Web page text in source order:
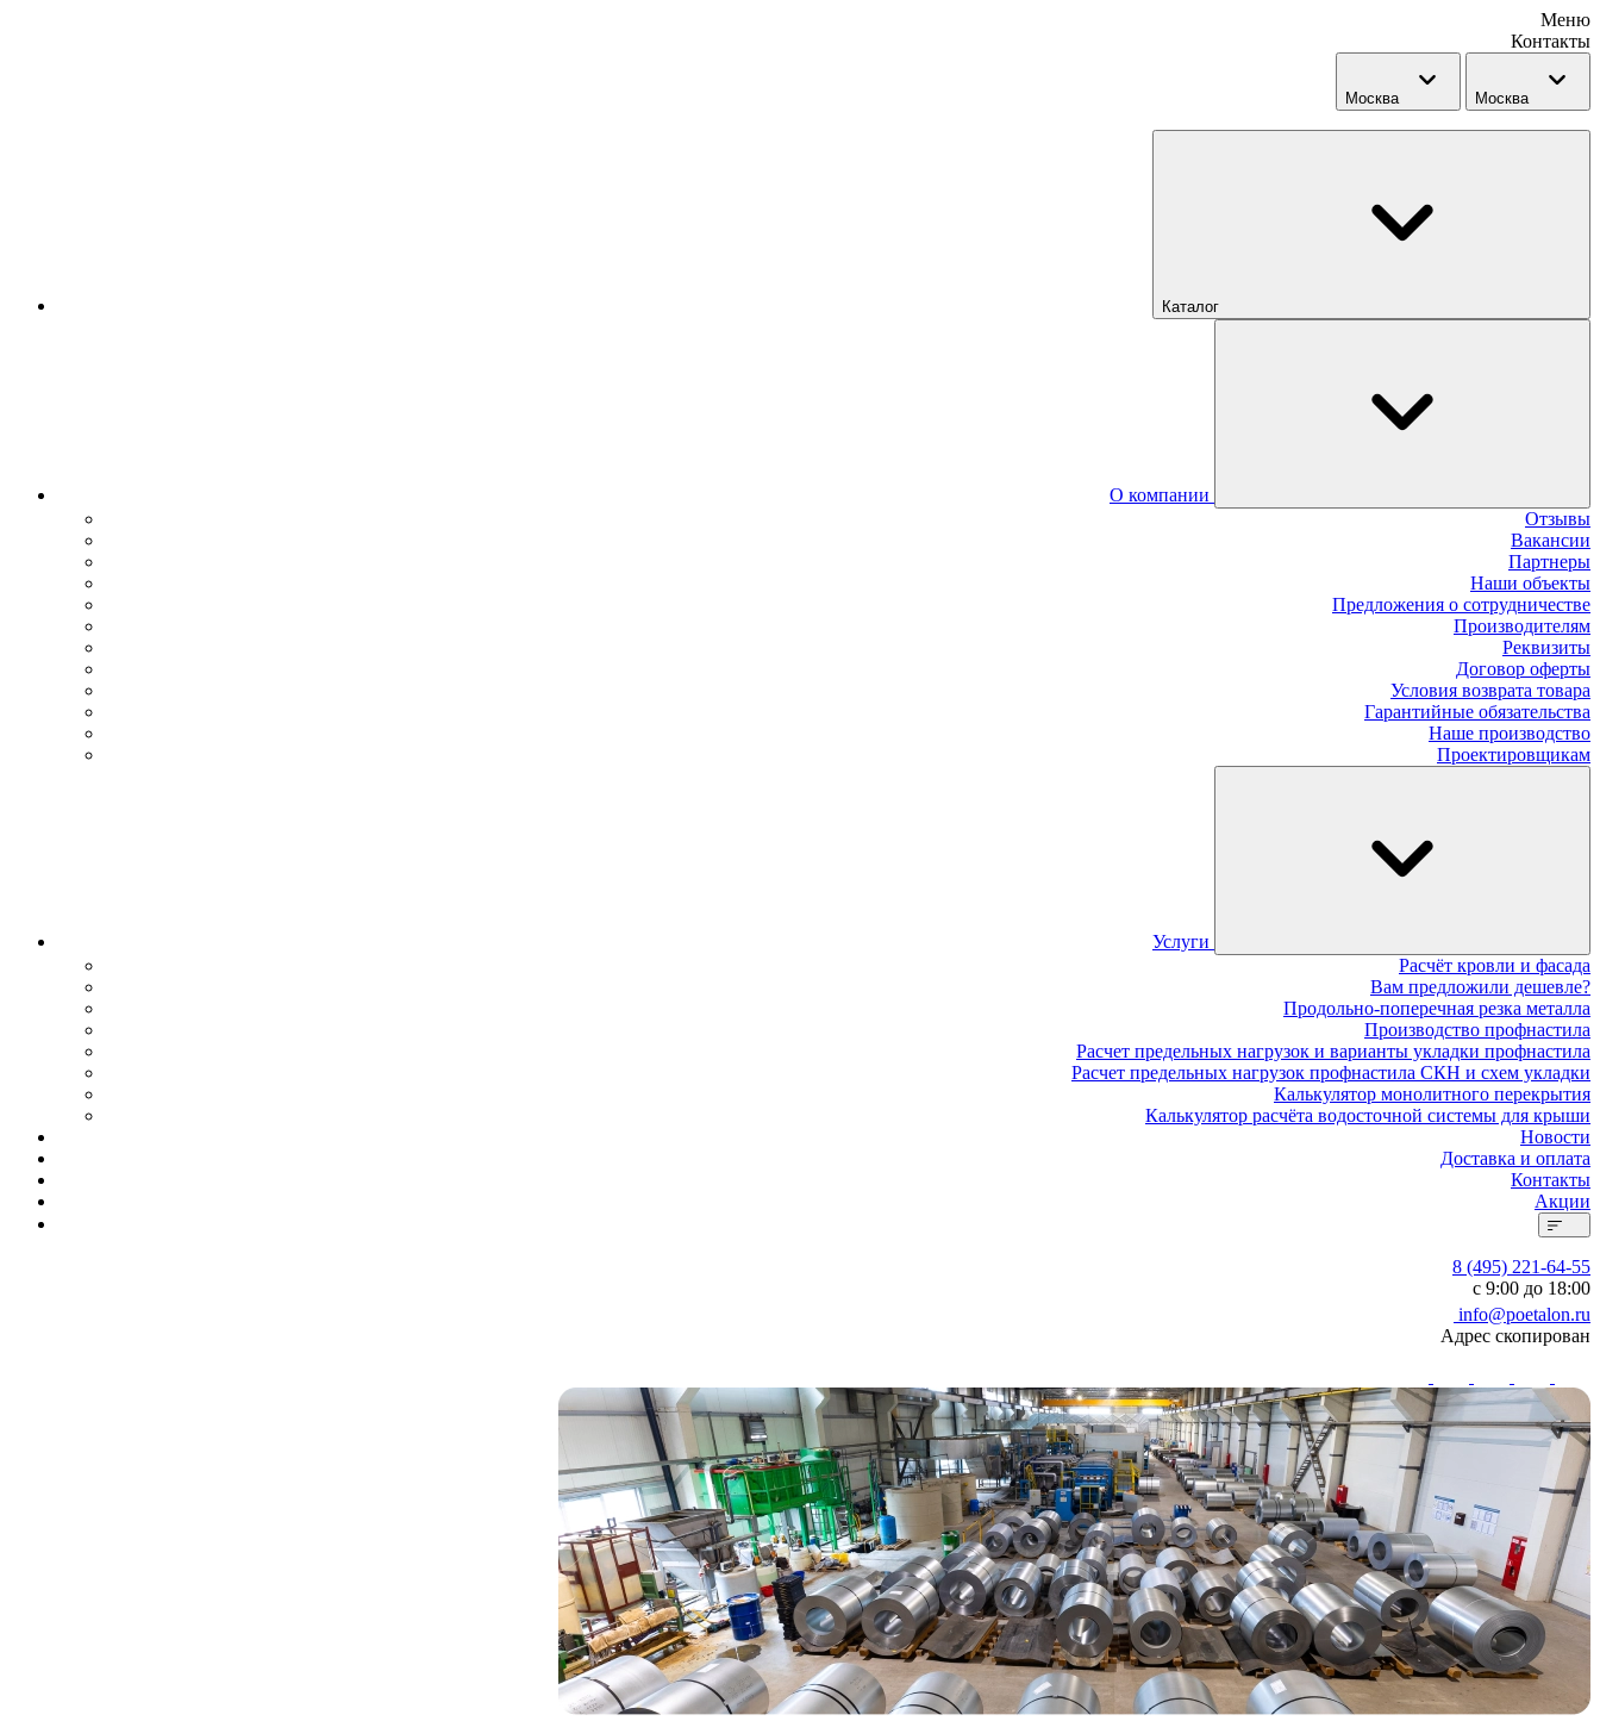
Меню
Контакты
Москва Москва
Каталог
О компании
Отзывы
Вакансии
Партнеры
Наши объекты
Предложения о сотрудничестве
Производителям
Реквизиты
Договор оферты
Условия возврата товара
Гарантийные обязательства
Наше производство
Проектировщикам
Услуги
Расчёт кровли и фасада
Вам предложили дешевле?
Продольно-поперечная резка металла
Производство профнастила
Расчет предельных нагрузок и варианты укладки профнастила
Расчет предельных нагрузок профнастила СКН и схем укладки
Калькулятор монолитного перекрытия
Калькулятор расчёта водосточной системы для крыши
Новости
Доставка и оплата
Контакты
Акции
8 (495) 221-64-55
с 9:00 до 18:00
info@poetalon.ru
Адрес скопирован